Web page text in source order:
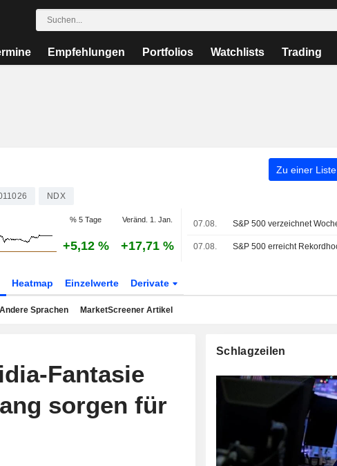
Empfehlungen Portfolios Watchlists Trading
Zu einer
NDX
% 5 Tage Veränd. 1. Jan.
+5,12 % +17,71 %
07.08.
07.08.
Heatmap Einzelwerte Derivate
Andere Sprachen MarketScreener Artikel
Fantasie
sorgen für
Schlagzeilen